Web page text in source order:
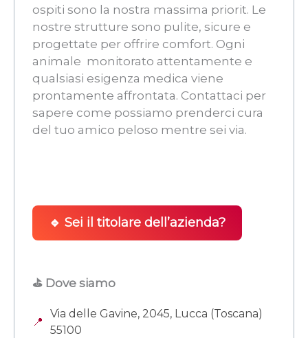
ospiti sono la nostra massima priorit. Le
nostre strutture sono pulite, sicure e
progettate per offrire comfort. Ogni
animale  monitorato attentamente e
qualsiasi esigenza medica viene
prontamente affrontata. Contattaci per
sapere come possiamo prenderci cura
del tuo amico peloso mentre sei via.
🔹 Sei il titolare dell’azienda?
⛳ Dove siamo
📍
Via delle Gavine, 2045, Lucca (Toscana)
55100